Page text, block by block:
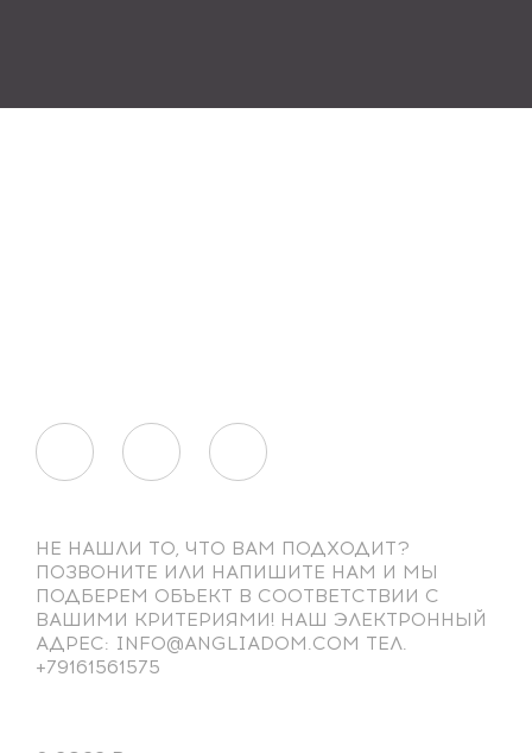
НЕ НАШЛИ ТО, ЧТО ВАМ ПОДХОДИТ?
ПОЗВОНИТЕ ИЛИ НАПИШИТЕ НАМ И МЫ
ПОДБЕРЕМ ОБЪЕКТ В СООТВЕТСТВИИ С
ВАШИМИ КРИТЕРИЯМИ! НАШ ЭЛЕКТРОННЫЙ
АДРЕС: INFO@ANGLIADOM.COM ТЕЛ.
+79161561575